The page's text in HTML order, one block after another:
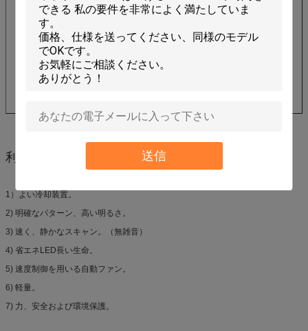
送信
利点:
1）よい冷却装置。
2) 明確なパターン、高い明るさ。
3) 速く、静かなスキャン。（無雑音）
4) 省エネLED長い生命。
5) 速度制御を用いる自動ファン。
6) 軽量。
7) 力、安全および環境保護。